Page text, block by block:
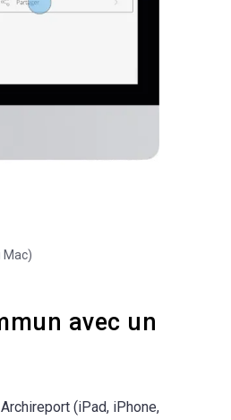
Mac)
avec un
(iPad, iPhone,